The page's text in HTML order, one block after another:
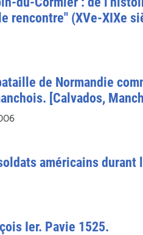
rencontre" (XVe-XIXe
de Normandie
[Calvados,
américains durant
Ier. Pavie 1525.